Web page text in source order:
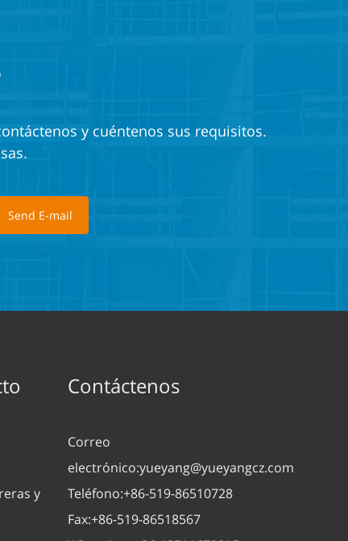
y cuéntenos sus requisitos.
y
Contáctenos
Correo
electrónico:yueyang@yueyangcz.com
Teléfono:+86-519-86510728
Fax:+86-519-86518567